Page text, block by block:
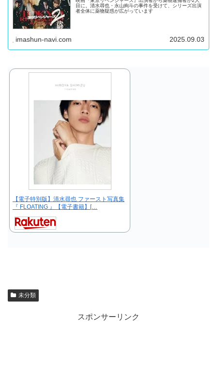
目に。清水尋也・永山絢斗の事件を受けて、シリーズ出演
者全体に薬物疑惑が広がっています
imashun-navi.com 2025.09.03
【電子特別版】清水尋也 ファースト写真集
『 FLOATING 』【電子書籍】[…
未分類
スポンサーリンク